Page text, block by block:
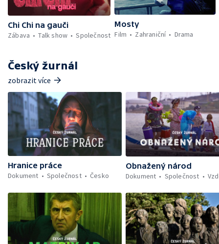
Chi Chi na gauči
Zábava
Talk show Společnost
Mosty
Film
Zahraniční Drama
Český žurnál
zobrazit více
Hranice práce
Dokument
Společnost Česko
Obnažený národ
Dokument
Společnost